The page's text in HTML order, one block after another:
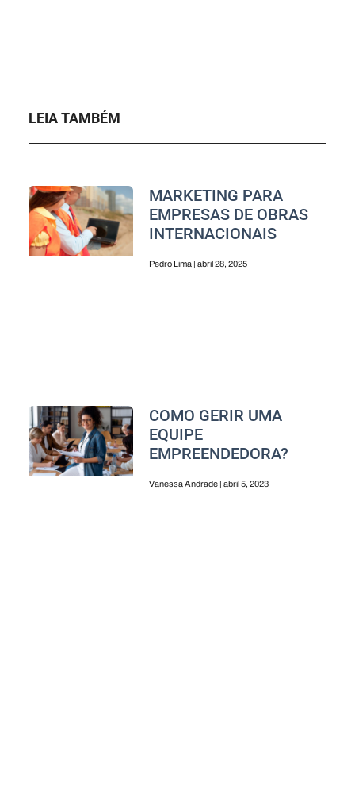
LEIA TAMBÉM
MARKETING PARA
EMPRESAS DE OBRAS
INTERNACIONAIS
Pedro Lima abril 28, 2025
COMO GERIR UMA
EQUIPE
EMPREENDEDORA?
Vanessa Andrade abril 5, 2023